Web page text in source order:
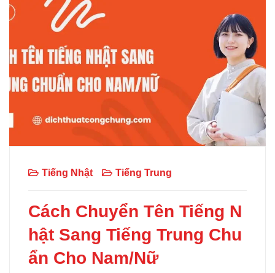
Tiếng Nhật Tiếng Trung
Cách Chuyển Tên Tiếng N
hật Sang Tiếng Trung Chu
ẩn Cho Nam/Nữ